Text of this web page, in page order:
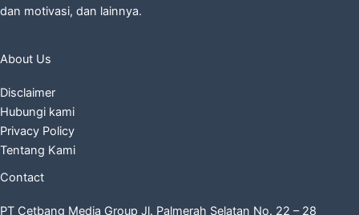
dan motivasi, dan lainnya.
About Us
Disclaimer
Hubungi kami
Privacy Policy
Tentang Kami
Contact
PT Cetbang Media Group Jl. Palmerah Selatan No. 22 – 28